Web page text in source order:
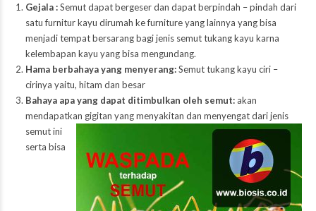
Gejala :Semut dapat bergeser dan dapat berpindah – pindah dari
satu furnitur kayu dirumah ke furniture yang lainnya yang bisa
menjadi tempat bersarang bagi jenis semut tukang kayu karna
kelembapan kayu yang bisa mengundang.
Hama berbahaya yang menyerang:Semut tukang kayu ciri –
cirinya yaitu, hitam dan besar
Bahaya apa yang dapat ditimbulkan oleh semut: akan
mendapatkan gigitan yang menyakitan dan menyengat dari jenis
semut ini
serta bisa